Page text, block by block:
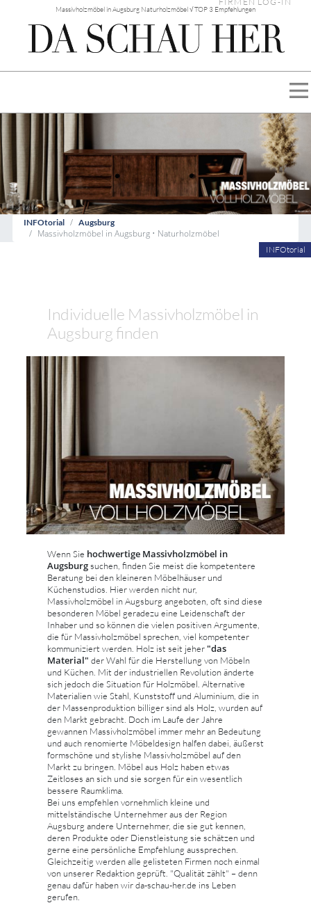
Massivholzmöbel in Augsburg Naturholzmöbel √ TOP 3 Empfehlungen
INFOtorial Augsburg
Massivholzmöbel in Augsburg • Naturholzmöbel
INFOtorial
Individuelle Massivholzmöbel in
Augsburg finden
Wenn Sie hochwertige Massivholzmöbel in
Augsburgsuchen, finden Sie meist die kompetentere
Beratung bei den kleineren Möbelhäuser und
Küchenstudios. Hier werden nicht nur,
Massivholzmöbel in Augsburg angeboten, oft sind diese
besonderen Möbel geradezu eine Leidenschaft der
Inhaber und so können die vielen positiven Argumente,
die für Massivholzmöbel sprechen, viel kompetenter
kommuniziert werden. Holz ist seit jeher"das
Material" der Wahl für die Herstellung von Möbeln
und Küchen. Mit der industriellen Revolution änderte
sich jedoch die Situation für Holzmöbel. Alternative
Materialien wie Stahl, Kunststoff und Aluminium, die in
der Massenproduktion billiger sind als Holz, wurden auf
den Markt gebracht. Doch im Laufe der Jahre
gewannen Massivholzmöbel immer mehr an Bedeutung
und auch renomierte Möbeldesign halfen dabei, äußerst
formschöne und stylishe Massivholzmöbel auf den
Markt zu bringen. Möbel aus Holz haben etwas
Zeitloses an sich und sie sorgen für ein wesentlich
bessere Raumklima.
Bei uns empfehlen vornehmlich kleine und
mittelständische Unternehmer aus der Region
Augsburg andere Unternehmer, die sie gut kennen,
deren Produkte oder Dienstleistung sie schätzen und
gerne eine persönliche Empfehlung aussprechen.
Gleichzeitig werden alle gelisteten Firmen noch einmal
von unserer Redaktion geprüft. "Qualität zählt" – denn
genau dafür haben wir da-schau-her.de ins Leben
gerufen.